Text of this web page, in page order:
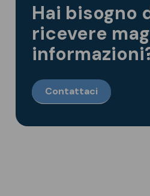
Hai bisogno
ricevere
Contattaci